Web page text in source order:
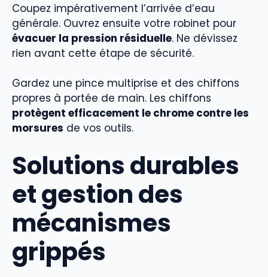
Coupez impérativement l’arrivée d’eau
générale. Ouvrez ensuite votre robinet pour
évacuer la pression résiduelle. Ne dévissez
rien avant cette étape de sécurité.
Gardez une pince multiprise et des chiffons
propres à portée de main. Les chiffons
protègent efficacement le chrome contre les
morsures de vos outils.
Solutions durables
et gestion des
mécanismes
grippés